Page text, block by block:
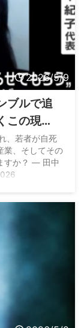
2026/5/9
ブルで追
この現
そしてそ
いと思っ
、若者が自死
業、そしてその
すか？ — 田中